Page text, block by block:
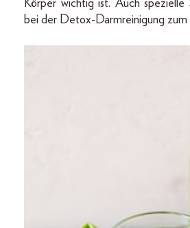
Körper wichtig ist. Auch spezielle
bei der Detox-Darmreinigung zum